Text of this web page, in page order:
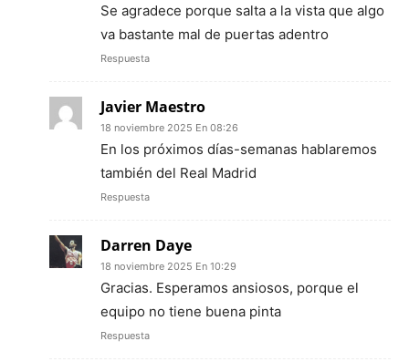
Se agradece porque salta a la vista que algo
va bastante mal de puertas adentro
Respuesta
Javier Maestro
18 noviembre 2025 En 08:26
En los próximos días-semanas hablaremos
también del Real Madrid
Respuesta
Darren Daye
18 noviembre 2025 En 10:29
Gracias. Esperamos ansiosos, porque el
equipo no tiene buena pinta
Respuesta